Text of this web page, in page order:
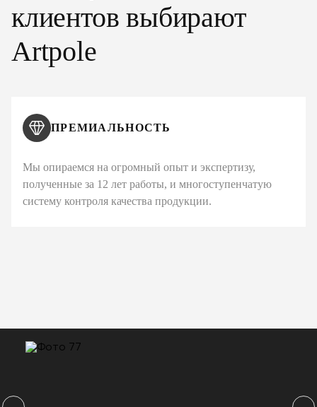
клиентов выбирают
Artpole
ПРЕМИАЛЬНОСТЬ
Мы опираемся на огромный опыт и экспертизу,
полученные за 12 лет работы, и многоступенчатую
систему контроля качества продукции.